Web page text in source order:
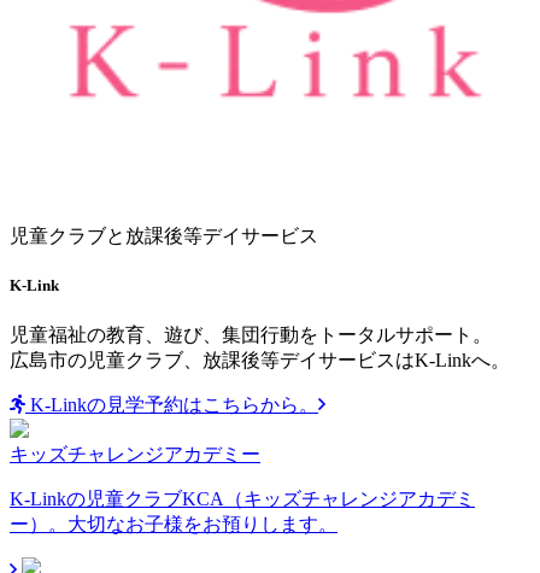
児童クラブと放課後等デイサービス
K-Link
児童福祉の教育、遊び、集団行動をトータルサポート。
広島市の児童クラブ、放課後等デイサービスはK-Linkへ。
K-Linkの見学予約はこちらから。
キッズチャレンジアカデミー
K-Linkの児童クラブKCA（キッズチャレンジアカデミ
ー）。大切なお子様をお預りします。